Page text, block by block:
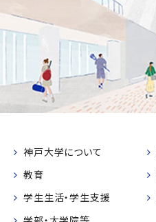
神戸大学について
教育
学生生活・学生支援